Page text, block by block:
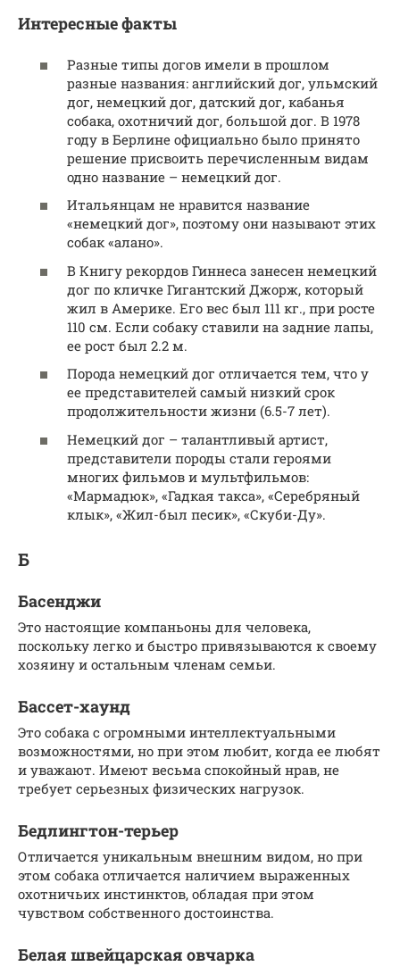
Интересные факты
Разные типы догов имели в прошлом
разные названия: английский дог, ульмский
дог, немецкий дог, датский дог, кабанья
собака, охотничий дог, большой дог. В 1978
году в Берлине официально было принято
решение присвоить перечисленным видам
одно название – немецкий дог.
Итальянцам не нравится название
«немецкий дог», поэтому они называют этих
собак «алано».
В Книгу рекордов Гиннеса занесен немецкий
дог по кличке Гигантский Джорж, который
жил в Америке. Его вес был 111 кг., при росте
110 см. Если собаку ставили на задние лапы,
ее рост был 2.2 м.
Порода немецкий дог отличается тем, что у
ее представителей самый низкий срок
продолжительности жизни (6.5-7 лет).
Немецкий дог – талантливый артист,
представители породы стали героями
многих фильмов и мультфильмов:
«Мармадюк», «Гадкая такса», «Серебряный
клык», «Жил-был песик», «Скуби-Ду».
Б
Басенджи
Это настоящие компаньоны для человека,
поскольку легко и быстро привязываются к своему
хозяину и остальным членам семьи.
Бассет-хаунд
Это собака с огромными интеллектуальными
возможностями, но при этом любит, когда ее любят
и уважают. Имеют весьма спокойный нрав, не
требует серьезных физических нагрузок.
Бедлингтон-терьер
Отличается уникальным внешним видом, но при
этом собака отличается наличием выраженных
охотничьих инстинктов, обладая при этом
чувством собственного достоинства.
Белая швейцарская овчарка